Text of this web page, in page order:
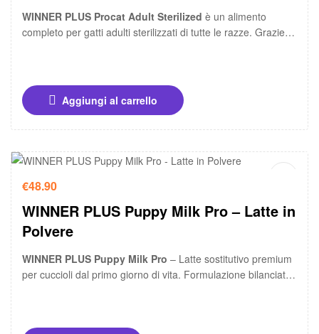
WINNER PLUS Procat Adult Sterilized è un alimento
completo per gatti adulti sterilizzati di tutte le razze. Grazie
Aggiungi al carrello
€48.90
WINNER PLUS Puppy Milk Pro – Latte in
Polvere
WINNER PLUS Puppy Milk Pro – Latte sostitutivo premium
per cuccioli dal primo giorno di vita. Formulazione bilanciata